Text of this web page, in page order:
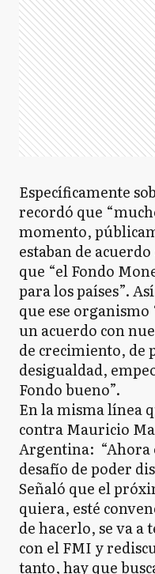
Específicamente
recordó que
momento,
estaban de
que “el Fondo
para los países”.
que ese
un acuerdo con
de crecimiento, de
desigualdad,
Fondo bueno”.
En la misma línea
contra Mauricio
Argentina: “Ahora
desafío de poder
Señaló que el
quiera, esté
de hacerlo, se va
con el FMI y
tanto, hay que